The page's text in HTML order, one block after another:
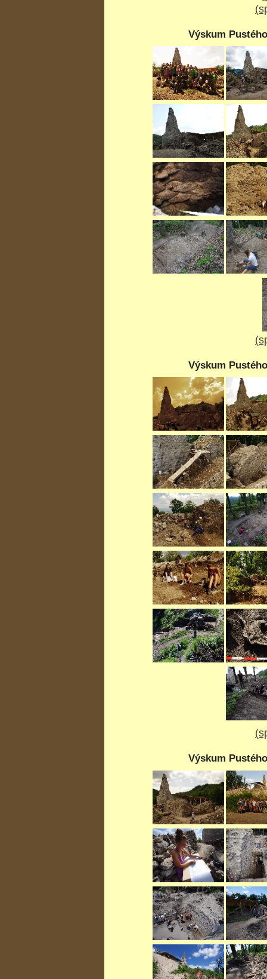
Výskum
Výskum
Výskum